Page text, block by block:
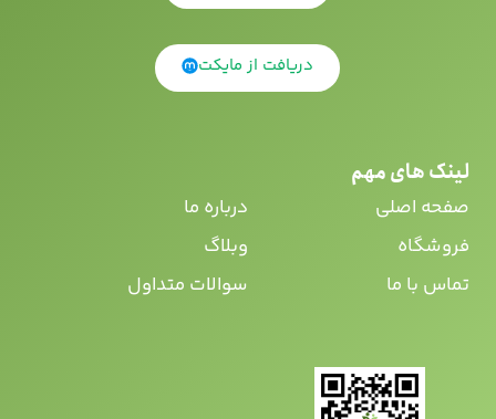
لینک های مهم
صفحه اصلی
فروشگاه
تماس با ما
درباره ما
وبلاگ
سوالات متداول
دریافت از مایکت